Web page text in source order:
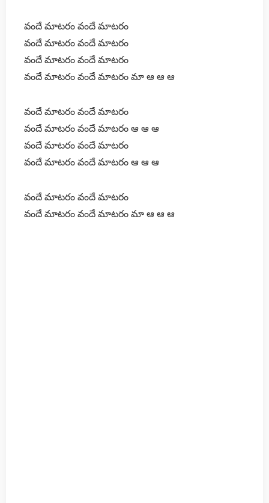
వందే మాటరం వందే మాటరం
వందే మాటరం వందే మాటరం
వందే మాటరం వందే మాటరం
వందే మాటరం వందే మాటరం మా ఆ ఆ ఆ
వందే మాటరం వందే మాటరం
వందే మాటరం వందే మాటరం ఆ ఆ ఆ
వందే మాటరం వందే మాటరం
వందే మాటరం వందే మాటరం ఆ ఆ ఆ
వందే మాటరం వందే మాటరం
వందే మాటరం వందే మాటరం మా ఆ ఆ ఆ